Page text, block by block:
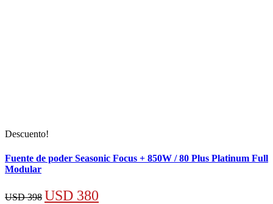
Descuento!
Fuente de poder Seasonic Focus + 850W / 80 Plus Platinum Full
Modular
USD398 El
USD 380